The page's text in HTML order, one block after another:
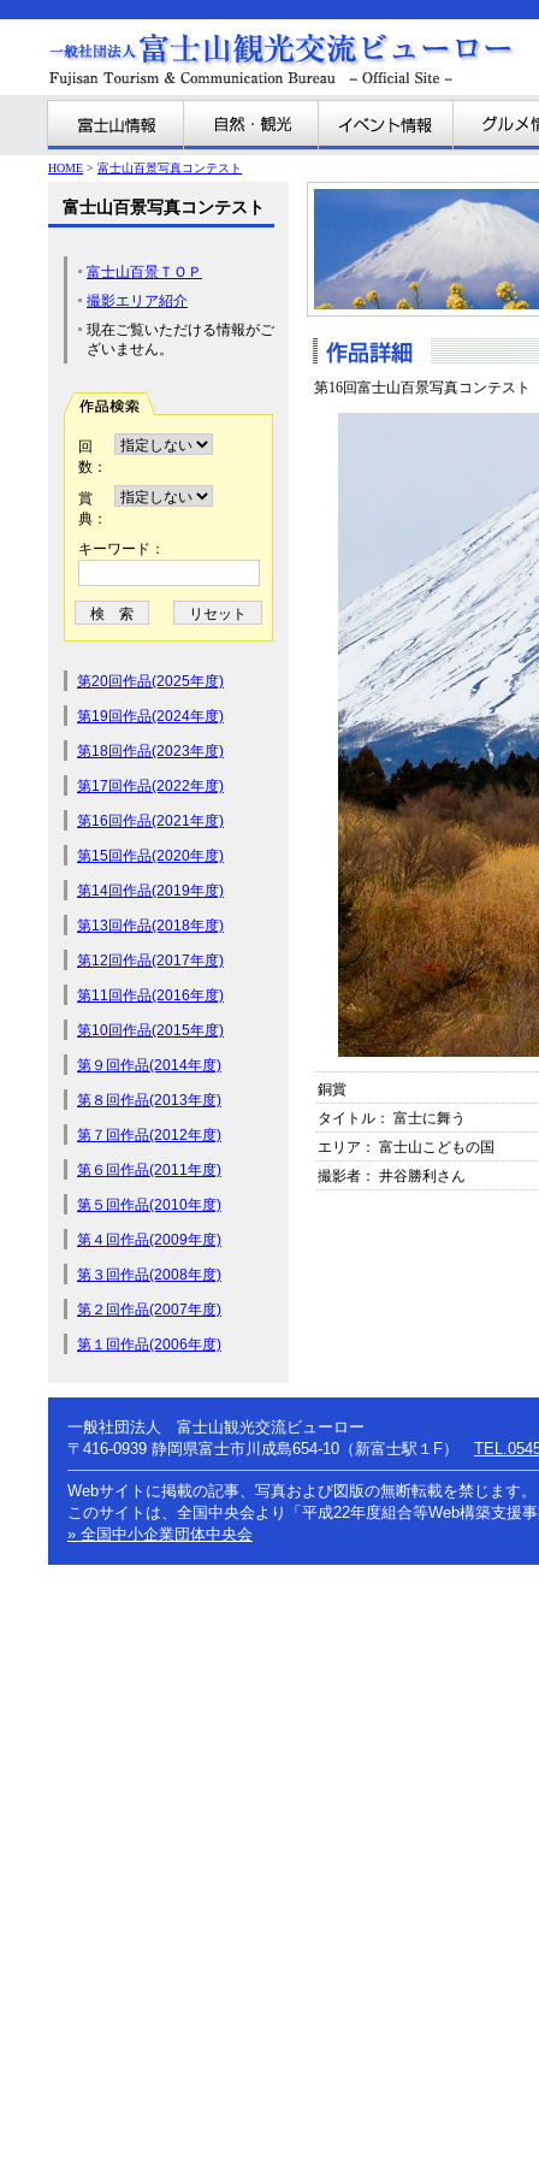
HOME > 富士山百景写真コンテスト
富士山百景写真コンテスト
富士山百景ＴＯＰ
撮影エリア紹介
現在ご覧いただける情報がご
ざいません。
回
数：
賞
典：
キーワード：
第20回作品(2025年度)
第19回作品(2024年度)
第18回作品(2023年度)
第17回作品(2022年度)
第16回作品(2021年度)
第15回作品(2020年度)
第14回作品(2019年度)
第13回作品(2018年度)
第12回作品(2017年度)
第11回作品(2016年度)
第10回作品(2015年度)
第９回作品(2014年度)
第８回作品(2013年度)
第７回作品(2012年度)
第６回作品(2011年度)
第５回作品(2010年度)
第４回作品(2009年度)
第３回作品(2008年度)
第２回作品(2007年度)
第１回作品(2006年度)
第16回富士山百景写真コンテスト
銅賞
タイトル： 富士に舞う
エリア： 富士山こどもの国
撮影者： 井谷勝利さん
一般社団法人 富士山観光交流ビューロー
〒416-0939 静岡県富士市川成島654-10（新富士駅１F）
Webサイトに掲載の記事、写真および図版の無断転載を禁じます。
このサイトは、全国中央会より「平成22年度組合等Web構築支援
» 全国中小企業団体中央会